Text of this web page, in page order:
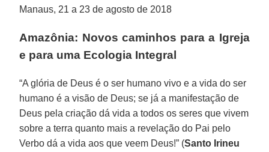
Manaus, 21 a 23 de agosto de 2018
Amazônia: Novos caminhos para a Igreja
e para uma Ecologia Integral
“A glória de Deus é o ser humano vivo e a vida do ser
humano é a visão de Deus; se já a manifestação de
Deus pela criação dá vida a todos os seres que vivem
sobre a terra quanto mais a revelação do Pai pelo
Verbo dá a vida aos que veem Deus!” (Santo Irineu